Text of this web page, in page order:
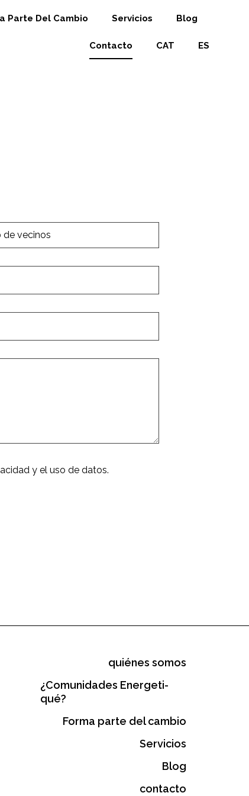
Parte Del Cambio Servicios Blog
Contacto CAT ES
y el uso de datos.
quiénes somos
¿Comunidades Energeti-
qué?​
Forma parte del cambio
Servicios
Blog
contacto